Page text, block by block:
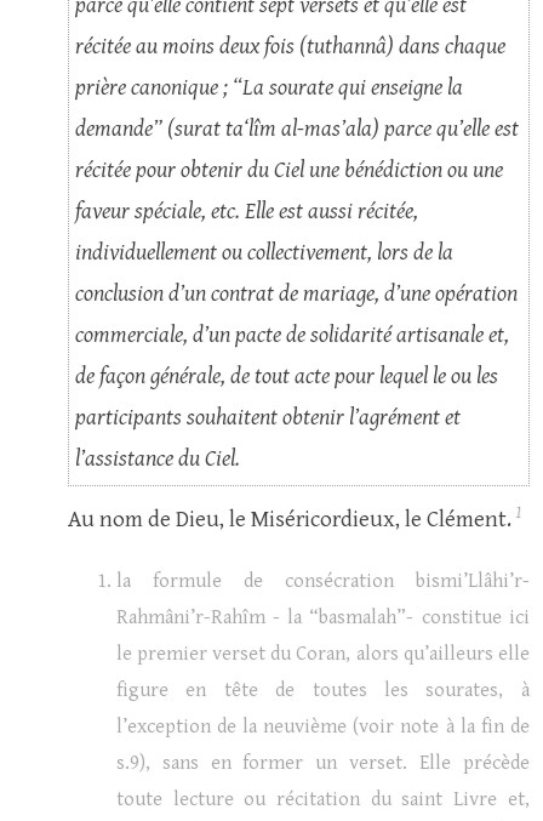
récitée au moins deux fois (tuthannâ) dans chaque
prière canonique ; “La sourate qui enseigne la
demande” (surat ta‘lîm al-mas’ala) parce qu’elle est
récitée pour obtenir du Ciel une bénédiction ou une
faveur spéciale, etc. Elle est aussi récitée,
individuellement ou collectivement, lors de la
conclusion d’un contrat de mariage, d’une opération
commerciale, d’un pacte de solidarité artisanale et,
de façon générale, de tout acte pour lequel le ou les
participants souhaitent obtenir l’agrément et
l’assistance du Ciel.
Au nom de Dieu, le Miséricordieux, le Clément. 1
la formule de consécration bismi’Llâhi’r-
Rahmâni’r-Rahîm - la “basmalah”- constitue ici
le premier verset du Coran, alors qu’ailleurs elle
figure en tête de toutes les sourates, à
l’exception de la neuvième (voir note à la fin de
s.9), sans en former un verset. Elle précède
toute lecture ou récitation du saint Livre et,